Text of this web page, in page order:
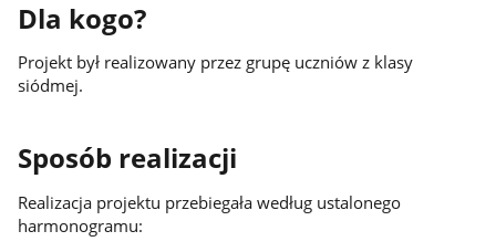
Dla kogo?
Projekt był realizowany przez grupę uczniów z klasy
siódmej.
Sposób realizacji
Realizacja projektu przebiegała według ustalonego
harmonogramu: